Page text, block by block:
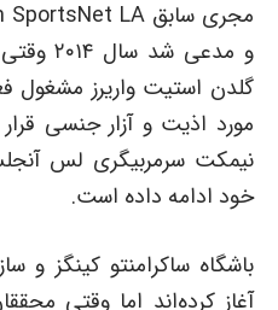
و مدعی
گلدن استیت واریرز مشغول
مورد اذیت و آزار جنسی
نیمکت سرمربیگری لس
خود ادامه داده است.
آغاز کرده‌اند اما وقتی